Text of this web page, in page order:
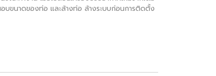
อบขนาดของท่อ และล้างท่อ ล้างระบบก่อนการติดตั้ง